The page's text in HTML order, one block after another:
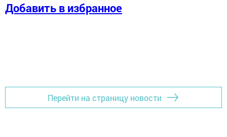
Добавить в избранное
Перейти на страницу новости